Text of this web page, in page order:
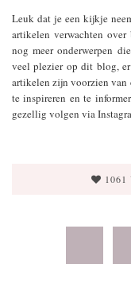
Leuk dat je een kijkje
artikelen verwachten over
nog meer onderwerpen
veel plezier op dit blog,
artikelen zijn voorzien van
te inspireren en te
gezellig volgen via